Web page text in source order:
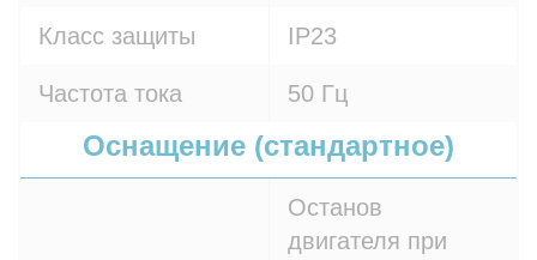
Класс защиты IP23
Частота тока 50 Гц
Оснащение (стандартное)
Останов
двигателя при